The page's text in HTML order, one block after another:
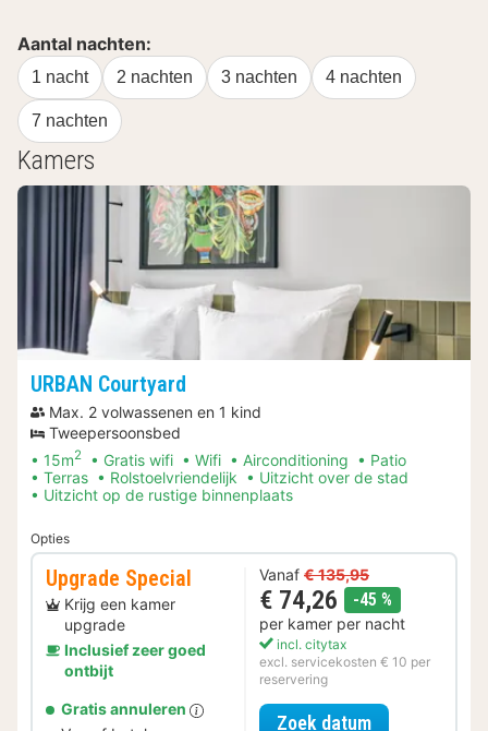
Aantal nachten:
1 nacht 2 nachten 3 nachten 4 nachten
7 nachten
Kamers
URBAN Courtyard
Max. 2 volwassenen en 1 kind
Tweepersoonsbed
15m2 Gratis wifi Wifi Airconditioning
Patio
Terras
Rolstoelvriendelijk
Uitzicht over de stad
Uitzicht op de rustige binnenplaats
Opties
Upgrade Special
Krijg een kamer
upgrade
Inclusief zeer goed
ontbijt
Gratis annuleren
Vanaf € 135,95
€ 74,26 -45 %
per kamer per nacht
incl. citytax
excl. servicekosten € 10 per
reservering
Zoek datumvoor Upgrade